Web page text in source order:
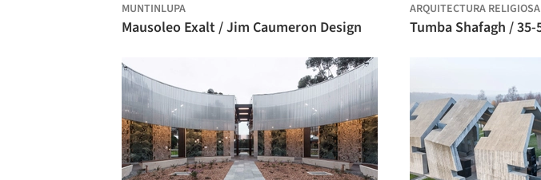
MUNTINLUPA
Mausoleo Exalt / Jim Caumeron Design
ARQUITECTURA RELIGIOSA